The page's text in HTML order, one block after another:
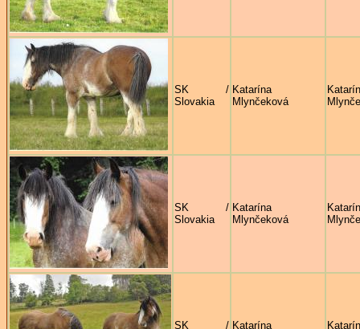
SK /
Slovakia
Katarína
Mlynčeková
SK /
Slovakia
Katarína
Mlynčeková
SK / Katarína